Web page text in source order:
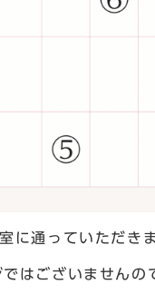
通っていただきま
はございませんの